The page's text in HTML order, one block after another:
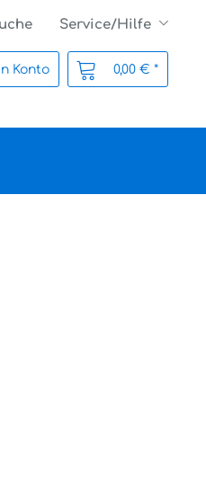
Service/Hilfe
Konto 0,00 € *